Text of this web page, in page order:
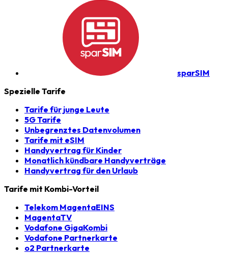
sparSIM
Spezielle Tarife
Tarife für junge Leute
5G Tarife
Unbegrenztes Datenvolumen
Tarife mit eSIM
Handyvertrag für Kinder
Monatlich kündbare Handyverträge
Handyvertrag für den Urlaub
Tarife mit Kombi-Vorteil
Telekom MagentaEINS
MagentaTV
Vodafone GigaKombi
Vodafone Partnerkarte
o2 Partnerkarte